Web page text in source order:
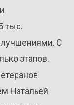
тыс.
С
этапов.
Натальей